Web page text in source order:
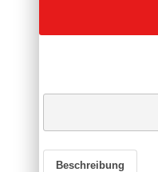
Beschreibung